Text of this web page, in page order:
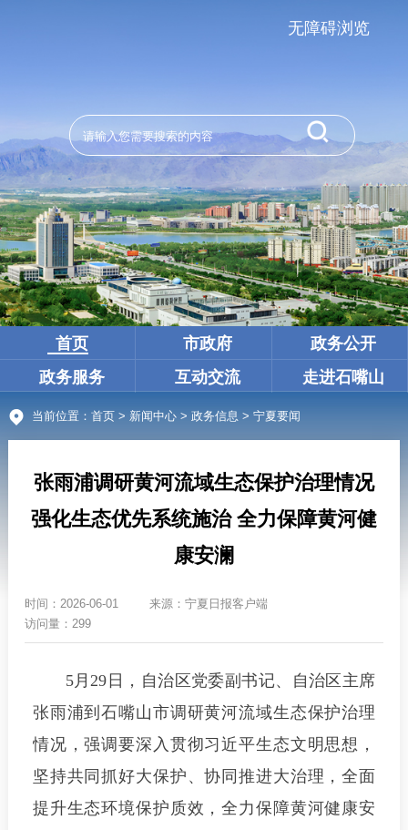
无障碍浏览
首页 市政府
政务公开
政务服务
互动交流 走进石嘴山
当前位置： 首页> 新闻中心> 政务信息 > 宁夏要闻
张雨浦调研黄河流域生态保护治理情况
强化生态优先系统施治 全力保障黄河健
康安澜
时间： 2026-06-01 来源： 宁夏日报客户端
访问量：299
5月29日，自治区党委副书记、自治区主席
张雨浦到石嘴山市调研黄河流域生态保护治理
情况，强调要深入贯彻习近平生态文明思想，
坚持共同抓好大保护、协同推进大治理，全面
提升生态环境保护质效，全力保障黄河健康安